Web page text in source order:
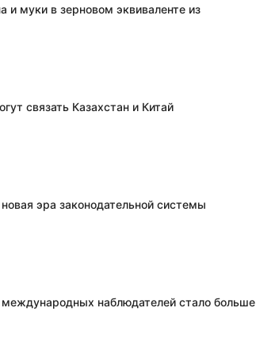
и муки в зерновом эквиваленте из
связать Казахстан и Китай
эра законодательной системы
наблюдателей стало больше